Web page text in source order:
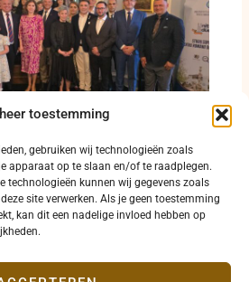
toestemming
gebruiken wij technologieën zoals
apparaat op te slaan en/of te raadplegen.
technologieën kunnen wij gegevens zoals
site verwerken. Als je geen toestemming
kan dit een nadelige invloed hebben op
studiekeuzehulp voor
in België en Italië